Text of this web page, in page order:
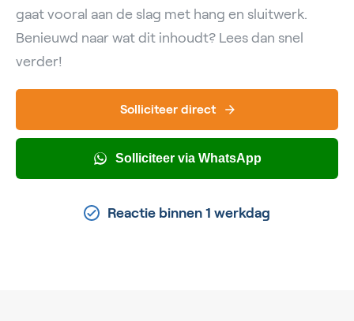
gaat vooral aan de slag met hang en sluitwerk.
Benieuwd naar wat dit inhoudt? Lees dan snel
verder!
Solliciteer direct
Solliciteer via WhatsApp
Reactie binnen 1 werkdag